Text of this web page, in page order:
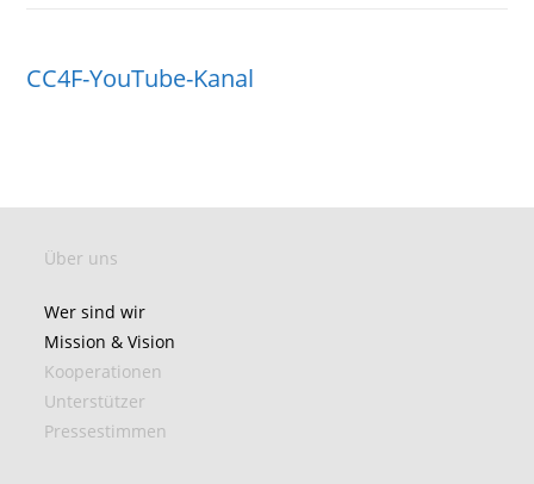
CC4F-YouTube-Kanal
Über uns
Wer sind wir
Mission & Vision
Kooperationen
Unterstützer
Pressestimmen